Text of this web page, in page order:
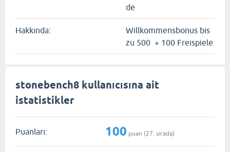
de
Hakkında:
Willkommensbonus bis
zu 500 + 100 Freispiele
stonebench8 kullanıcısına ait
istatistikler
Puanları: 100 puan (27 . sırada)